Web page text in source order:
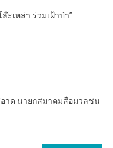
ะเหล่า ร่วมเฝ้าป่า”
าด นายกสมาคมสื่อมวลชน